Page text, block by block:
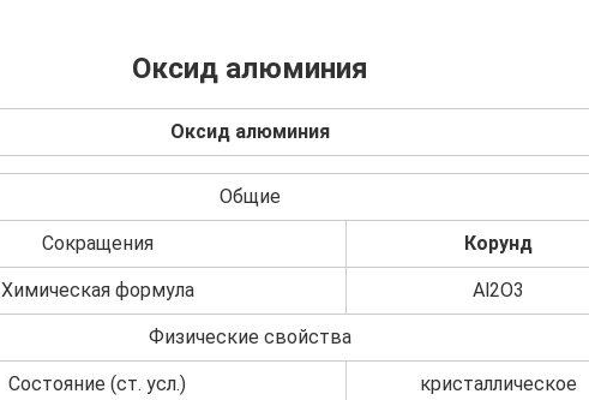
Оксид алюминия
Оксид алюминия
Общие
Сокращения Корунд
Химическая формула Al2O3
Физические свойства
Состояние (ст. усл.) кристаллическое